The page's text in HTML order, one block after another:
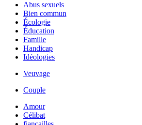
Abus sexuels
Bien commun
Écologie
Éducation
Famille
Handicap
Idéologies
Veuvage
Couple
Amour
Célibat